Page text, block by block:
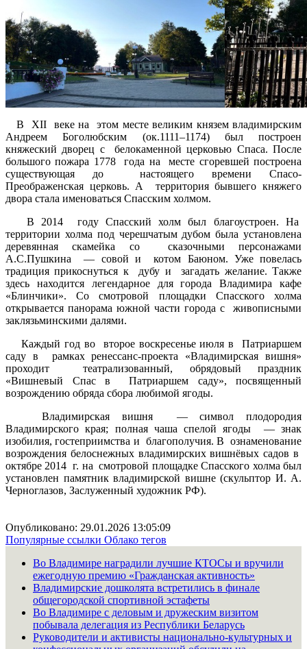
В XII веке на этом месте великим князем владимирским
Андреем Боголюбским (ок.1111–1174) был построен
княжеский дворец с белокаменной церковью Спаса. После
большого пожара 1778 года на месте сгоревшей построена
существующая до настоящего времени Спасо-
Преображенская церковь. А территория бывшего княжего
двора стала именоваться Спасским холмом.
В 2014 году Спасский холм был благоустроен. На
территории холма под черешчатым дубом была установлена
деревянная скамейка со сказочными персонажами
А.С.Пушкина — совой и котом Баюном. Уже повелась
традиция прикоснуться к дубу и загадать желание. Также
здесь находится легендарное для города Владимира кафе
«Блинчики». Со смотровой площадки Спасского холма
открывается панорама южной части города с живописными
заклязьминскими далями.
Каждый год во второе воскресенье июля в Патриаршем
саду в рамках ренессанс-проекта «Владимирская вишня»
проходит театрализованный, обрядовый праздник
«Вишневый Спас в Патриаршем саду», посвященный
возрождению обряда сбора любимой ягоды.
Владимирская вишня — символ плодородия
Владимирского края; полная чаша спелой ягоды — знак
изобилия, гостеприимства и благополучия. В ознаменование
возрождения белоснежных владимирских вишнёвых садов в
октябре 2014 г. на смотровой площадке Спасского холма был
установлен памятник владимирской вишне (скульптор И. А.
Черноглазов, Заслуженный художник РФ).
Опубликовано: 29.01.2026 13:05:09
Популярные ссылки Облако тегов
Во Владимире наградили лучшие КТОСы и вручили
ежегодную премию «Гражданская активность»
Владимирские дошколята встретились в финале
общегородской спортивной эстафеты
Во Владимире с деловым и дружеским визитом
побывала делегация из Республики Беларусь
Руководители и активисты национально-культурных и